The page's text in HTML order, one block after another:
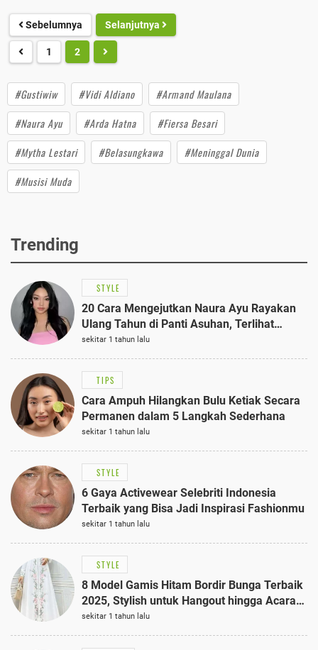
Sebelumnya Selanjutnya
1 2
#Gustiwiw #Vidi Aldiano
#Armand Maulana
#Naura Ayu
#Arda Hatna
#Fiersa Besari
#Mytha Lestari
#Belasungkawa
#Meninggal Dunia
#Musisi Muda
Trending
STYLE
20 Cara Mengejutkan Naura Ayu Rayakan
Ulang Tahun di Panti Asuhan, Terlihat
Anggun dengan Kaftan Cokelat
sekitar 1 tahun lalu
TIPS
Cara Ampuh Hilangkan Bulu Ketiak Secara
Permanen dalam 5 Langkah Sederhana
sekitar 1 tahun lalu
STYLE
6 Gaya Activewear Selebriti Indonesia
Terbaik yang Bisa Jadi Inspirasi Fashionmu
sekitar 1 tahun lalu
STYLE
8 Model Gamis Hitam Bordir Bunga Terbaik
2025, Stylish untuk Hangout hingga Acara
Semi-Formal
sekitar 1 tahun lalu